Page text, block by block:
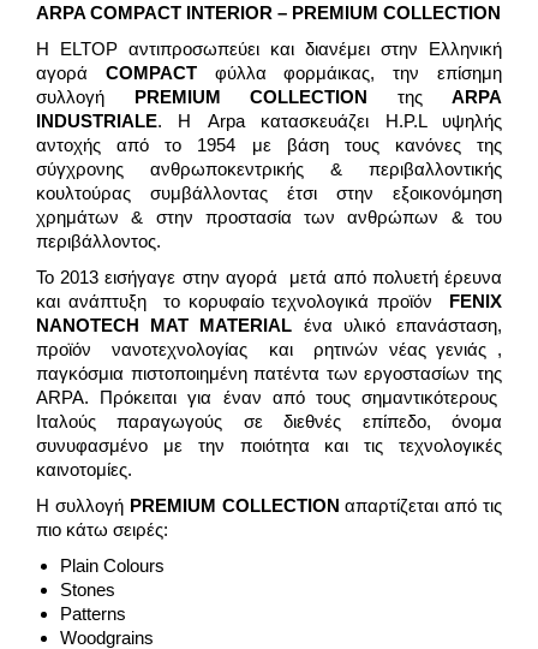
ARPA COMPACT INTERIOR – PREMIUM COLLECTION
H ELTOP αντιπροσωπεύει και διανέμει στην Ελληνική
αγορά COMPACTφύλλα φορμάικας, την επίσημη
συλλογή PREMIUM COLLECTION της ARPA
INDUSTRIALE. Η Arpa κατασκευάζει H.P.L υψηλής
αντοχής από το 1954 με βάση τους κανόνες της
σύγχρονης ανθρωποκεντρικής & περιβαλλοντικής
κουλτούρας συμβάλλοντας έτσι στην εξοικονόμηση
χρημάτων & στην προστασία των ανθρώπων & του
περιβάλλοντος.
Το 2013 εισήγαγε στην αγορά μετά από πολυετή έρευνα
και ανάπτυξη το κορυφαίο τεχνολογικά προϊόν FENIX
NANOTECH
MAT MATERIAL ένα υλικό επανάσταση,
προϊόν νανοτεχνολογίας και ρητινών νέας γενιάς ,
παγκόσμια πιστοποιημένη πατέντα των εργοστασίων της
ARPA. Πρόκειται για έναν από τους σημαντικότερους
Ιταλούς παραγωγούς σε διεθνές επίπεδο, όνομα
συνυφασμένο με την ποιότητα και τις τεχνολογικές
καινοτομίες.
Η συλλογή PREMIUM COLLECTION απαρτίζεται από τις
πιο κάτω σειρές:
Plain Colours
Stones
Patterns
Woodgrains